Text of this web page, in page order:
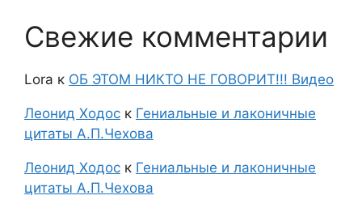
Свежие комментарии
Lora к ОБ ЭТОМ НИКТО НЕ ГОВОРИТ!!! Видео
Леонид Ходос к Гениальные и лаконичные
цитаты А.П.Чехова
Леонид Ходос к Гениальные и лаконичные
цитаты А.П.Чехова